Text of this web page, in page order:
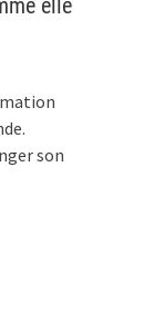
elle
son